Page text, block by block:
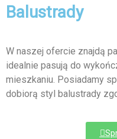
Balustrady
W naszej ofercie znajdą
idealnie pasują do
mieszkaniu. Posiadamy
dobiorą styl balustrady